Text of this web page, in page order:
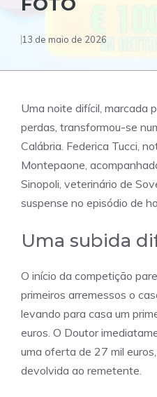
13 de maio de 2026
Uma noite difícil, marcada
perdas, transformou-se
Calábria. Federica Tucci,
Montepaone,
Sinopoli, veterinário de
suspense no episódio de
Uma subida
O início da competição
primeiros arremessos o
levando para casa um
euros. O Doutor
uma oferta de 27 mil
devolvida ao remetente.